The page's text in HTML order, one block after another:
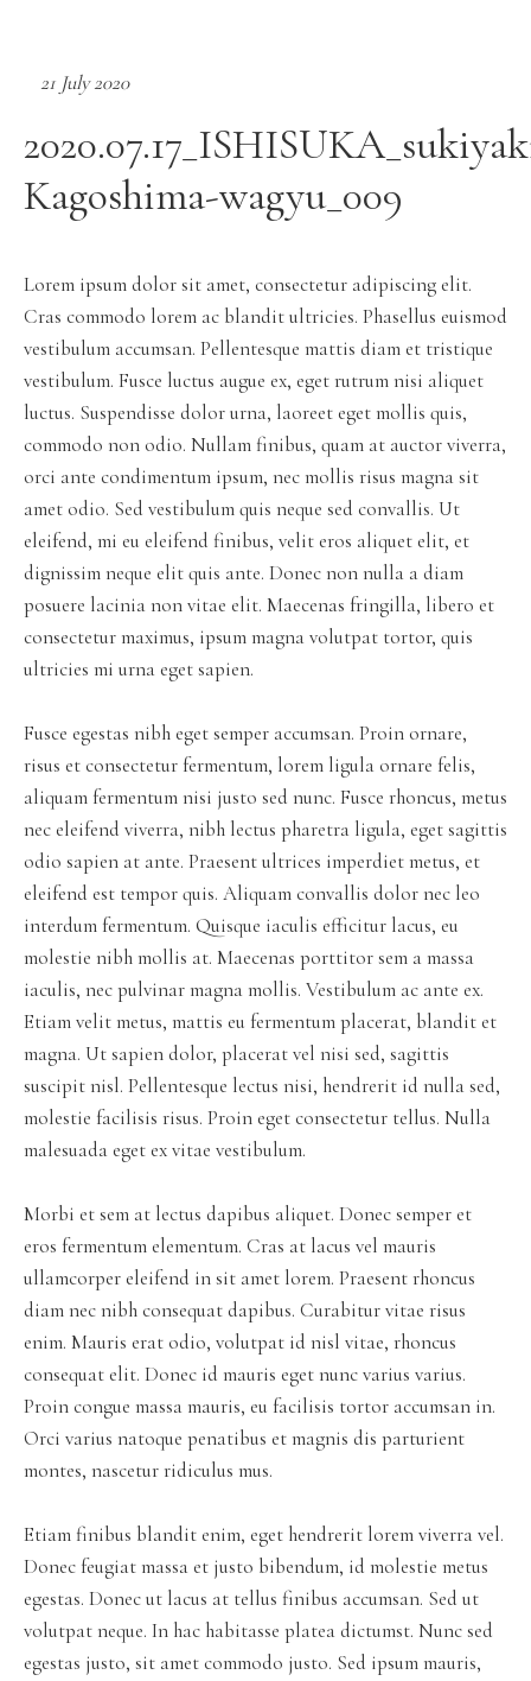
21 July 2020
Kagoshima-wagyu_009
Lorem ipsum dolor sit amet, consectetur adipiscing elit.
Cras commodo lorem ac blandit ultricies. Phasellus euismod
vestibulum accumsan. Pellentesque mattis diam et tristique
vestibulum. Fusce luctus augue ex, eget rutrum nisi aliquet
luctus. Suspendisse dolor urna, laoreet eget mollis quis,
commodo non odio. Nullam finibus, quam at auctor viverra,
orci ante condimentum ipsum, nec mollis risus magna sit
amet odio. Sed vestibulum quis neque sed convallis. Ut
eleifend, mi eu eleifend finibus, velit eros aliquet elit, et
dignissim neque elit quis ante. Donec non nulla a diam
posuere lacinia non vitae elit. Maecenas fringilla, libero et
consectetur maximus, ipsum magna volutpat tortor, quis
ultricies mi urna eget sapien.
Fusce egestas nibh eget semper accumsan. Proin ornare,
risus et consectetur fermentum, lorem ligula ornare felis,
aliquam fermentum nisi justo sed nunc. Fusce rhoncus, metus
nec eleifend viverra, nibh lectus pharetra ligula, eget sagittis
odio sapien at ante. Praesent ultrices imperdiet metus, et
eleifend est tempor quis. Aliquam convallis dolor nec leo
interdum fermentum. Quisque iaculis efficitur lacus, eu
molestie nibh mollis at. Maecenas porttitor sem a massa
iaculis, nec pulvinar magna mollis. Vestibulum ac ante ex.
Etiam velit metus, mattis eu fermentum placerat, blandit et
magna. Ut sapien dolor, placerat vel nisi sed, sagittis
suscipit nisl. Pellentesque lectus nisi, hendrerit id nulla sed,
molestie facilisis risus. Proin eget consectetur tellus. Nulla
malesuada eget ex vitae vestibulum.
Morbi et sem at lectus dapibus aliquet. Donec semper et
eros fermentum elementum. Cras at lacus vel mauris
ullamcorper eleifend in sit amet lorem. Praesent rhoncus
diam nec nibh consequat dapibus. Curabitur vitae risus
enim. Mauris erat odio, volutpat id nisl vitae, rhoncus
consequat elit. Donec id mauris eget nunc varius varius.
Proin congue massa mauris, eu facilisis tortor accumsan in.
Orci varius natoque penatibus et magnis dis parturient
montes, nascetur ridiculus mus.
Etiam finibus blandit enim, eget hendrerit lorem viverra vel.
Donec feugiat massa et justo bibendum, id molestie metus
egestas. Donec ut lacus at tellus finibus accumsan. Sed ut
volutpat neque. In hac habitasse platea dictumst. Nunc sed
egestas justo, sit amet commodo justo. Sed ipsum mauris,